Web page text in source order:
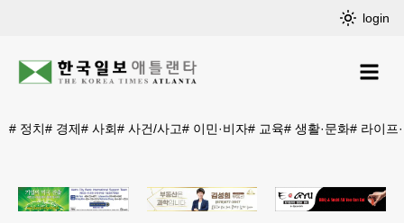
login
# 정치# 경제# 사회# 사건/사고# 이민·비자# 교육# 생활·문화# 라이프